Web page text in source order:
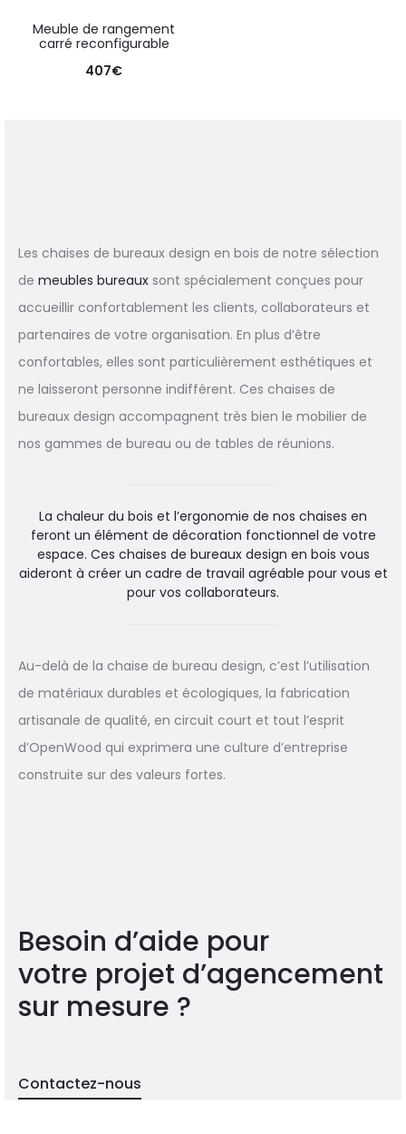
Meuble de rangement
carré reconfigurable
407€
Les chaises de bureaux design en bois de notre sélection
de meubles bureaux sont spécialement conçues pour
accueillir confortablement les clients, collaborateurs et
partenaires de votre organisation. En plus d’être
confortables, elles sont particulièrement esthétiques et
ne laisseront personne indifférent. Ces chaises de
bureaux design accompagnent très bien le mobilier de
nos gammes de bureau ou de tables de réunions.
La chaleur du bois et l’ergonomie de nos chaises en
feront un élément de décoration fonctionnel de votre
espace. Ces chaises de bureaux design en bois vous
aideront à créer un cadre de travail agréable pour vous et
pour vos collaborateurs.
Au-delà de la chaise de bureau design, c’est l’utilisation
de matériaux durables et écologiques, la fabrication
artisanale de qualité, en circuit court et tout l’esprit
d’OpenWood qui exprimera une culture d’entreprise
construite sur des valeurs fortes.
Besoin d’aide pour
votre projet d’agencement
sur mesure ?
Contactez-nous